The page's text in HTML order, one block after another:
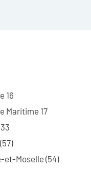
16
Maritime 17
et-Moselle (54)